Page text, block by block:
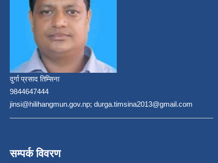
दुर्गा प्रसाद तिम्सिना
9844647444
jinsi@hilihangmun.gov.np; durga.timsina2013@gmail.com
सम्पर्क विवरण